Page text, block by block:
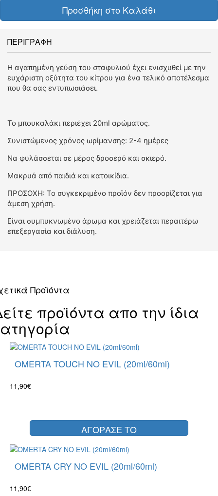
Προσθήκη στο Καλάθι
ΠΕΡΙΓΡΑΦΗ
Η αγαπημένη γεύση του σταφυλιού έχει ενισχυθεί με την
ευχάριστη οξύτητα του κίτρου για ένα τελικό αποτέλεσμα
που θα σας εντυπωσιάσει.
Το μπουκαλάκι περιέχει 20ml αρώματος.
Συνιστώμενος χρόνος ωρίμανσης: 2-4 ημέρες
Να φυλάσσεται σε μέρος δροσερό και σκιερό.
Μακρυά από παιδιά και κατοικίδια.
ΠΡΟΣΟΧΗ: Το συγκεκριμένο προϊόν δεν προορίζεται για
άμεση χρήση.
Είναι συμπυκνωμένο άρωμα και χρειάζεται περαιτέρω
επεξεργασία και διάλυση.
Προϊόντα
προϊόντα απο την ίδια
OMERTA TOUCH NO EVIL (20ml/60ml)
11,90€
ΑΓΟΡΑΣΕ ΤΟ
OMERTA CRY NO EVIL (20ml/60ml)
11,90€